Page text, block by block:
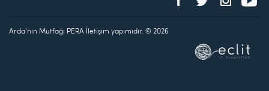
Arda'nın Mutfağı PERA İletişim yapımıdır. © 2026